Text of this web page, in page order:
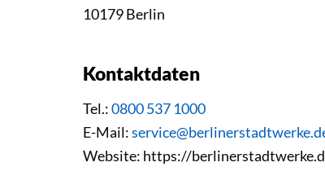
10179 Berlin
Kontaktdaten
Tel.:0800 537 1000
E-Mail:
Website: https://